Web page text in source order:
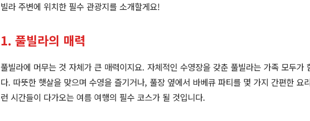
빌라 주변에 위치한 필수 관광지를 소개할게요!
1. 풀빌라의 매력
풀빌라에 머무는 것 자체가 큰 매력이지요. 자체적인 수영장을 갖춘 풀빌라는 가족 모두가
다. 따뜻한 햇살을 맞으며 수영을 즐기거나, 풀장 옆에서 바베큐 파티를 몇 가지 간편한 요
런 시간들이 다가오는 여름 여행의 필수 코스가 될 것입니다.